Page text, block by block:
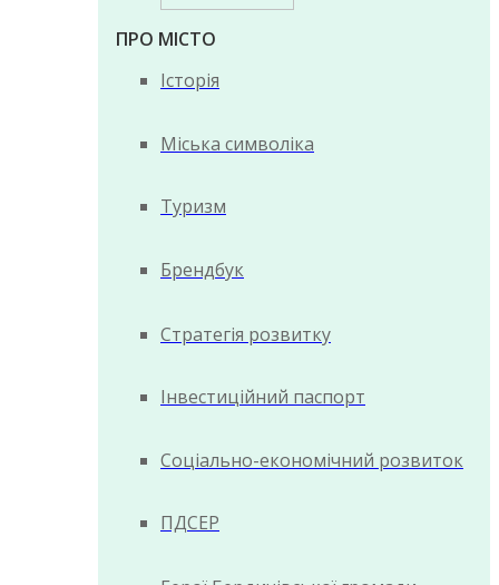
ПРО МІСТО
Історія
Міська символіка
Туризм
Брендбук
Стратегія розвитку
Інвестиційний паспорт
Соціально-економічний розвиток
ПДСЕР